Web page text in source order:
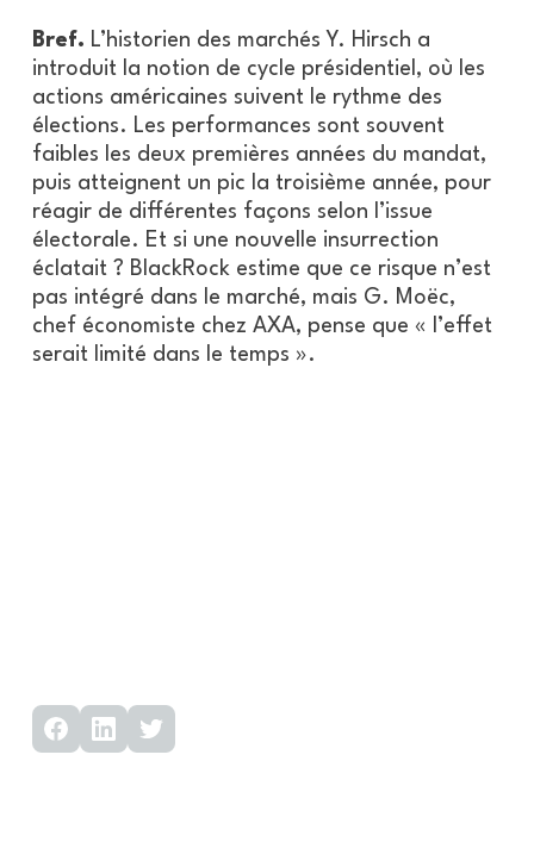
Bref. L’historien des marchés Y. Hirsch a
introduit la notion de cycle présidentiel, où les
actions américaines suivent le rythme des
élections. Les performances sont souvent
faibles les deux premières années du mandat,
puis atteignent un pic la troisième année, pour
réagir de différentes façons selon l’issue
électorale. Et si une nouvelle insurrection
éclatait ? BlackRock estime que ce risque n’est
pas intégré dans le marché, mais G. Moëc,
chef économiste chez AXA, pense que « l’effet
serait limité dans le temps ».